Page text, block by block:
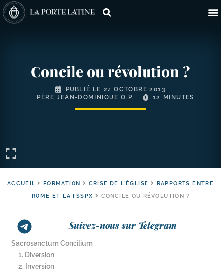
Concile ou révolution ?
PUBLIÉ LE 24 OCTOBRE 2013
PÈRE JEAN-DOMINIQUE O.P.
12 MINUTES
ACCUEIL FORMATION CRISE DE L'ÉGLISE
RAPPORTS ENTRE
ROME ET LA FSSPX
CONCILE OU RÉVOLUTION ?
Suivez-nous sur Telegram
Sacrosanctum Concilium
1. Diversion
2. Inversion